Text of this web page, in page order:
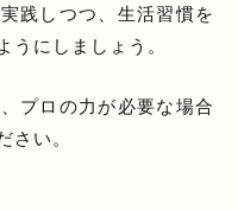
践しつつ、生活習慣を
うにしましょう。
プロの力が必要な場合
さい。